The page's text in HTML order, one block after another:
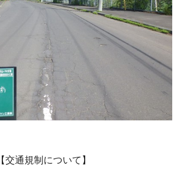
【交通規制について】